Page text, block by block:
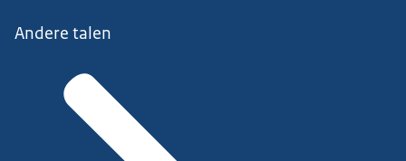
Andere talen